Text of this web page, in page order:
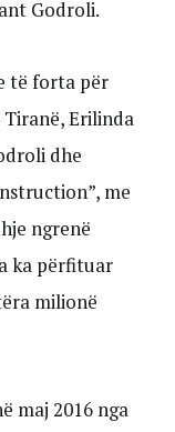
Godroli.
të forta për
Erilinda
dhe
me
ngrenë
ka përfituar
milionë
maj 2016 nga